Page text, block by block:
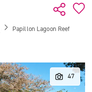
Papillon Lagoon Reef